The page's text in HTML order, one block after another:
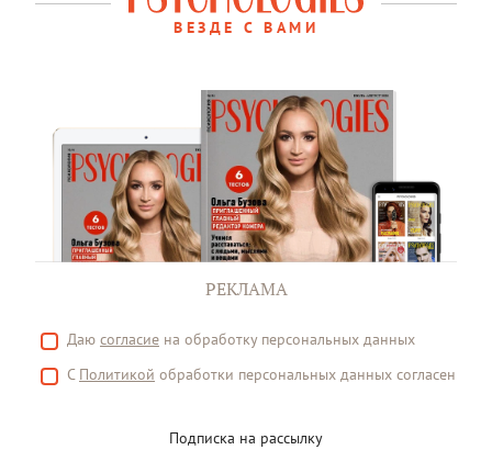
ВЕЗДЕ С ВАМИ
РЕКЛАМА
Даю согласие на обработку персональных данных
С Политикой обработки персональных данных согласен
Подписка на рассылку